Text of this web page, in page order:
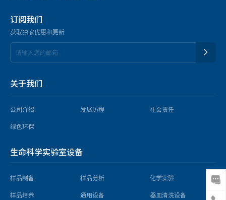
订阅我们
获取独家优惠和更新
关于我们
公司介绍 发展历程
社会责任
绿色环保
生命科学实验室设备
样品制备 样品分析
化学实验
样品培养
通用设备
器皿清洗设备